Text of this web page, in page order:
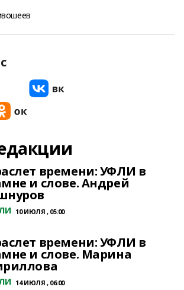
времени: УФЛИ в
и слове. Андрей
10 ИЮЛЯ , 05:00
времени: УФЛИ в
и слове. Марина
14 ИЮЛЯ , 06:00